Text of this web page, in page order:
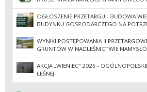
OGŁOSZENIE PRZETARGU - BUDOWA
BUDYNKU GOSPODARCZEGO NA
WYNIKI POSTĘPOWANIA II
GRUNTÓW W NADLEŚNICTWIE
AKCJA „WIENIEC” 2026 -
LEŚNEJ